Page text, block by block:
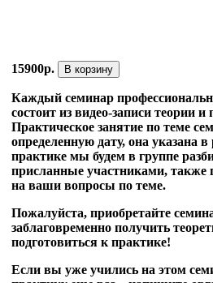
15900р. В корзину
Каждый семинар
состоит из видео-записи теории и
Практическое занятие по теме
определенную дату, она указана
практике мы будем в группе
присланные участниками, также
на ваши вопросы по теме.
Пожалуйста, приобретайте
заблаговременно получить
подготовиться к практике!
Если вы уже учились на этом